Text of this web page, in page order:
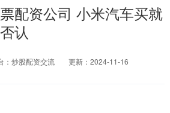
配资公司 小米汽车买就
认
：炒股配资交流
更新：2024-11-16